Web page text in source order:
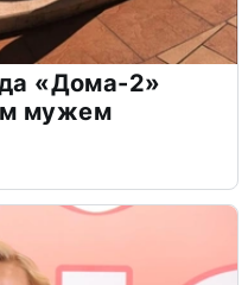
«Дома-2»
мужем